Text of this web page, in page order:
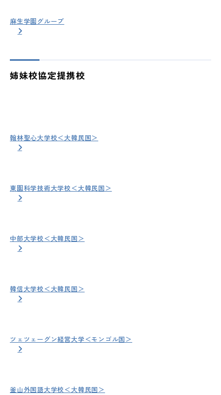
麻生学園グループ
姉妹校協定提携校
翰林聖心大学校＜大韓民国＞
東園科学技術大学校＜大韓民国＞
中部大学校＜大韓民国＞
韓信大学校＜大韓民国＞
ツェツェーグン経営大学＜モンゴル国＞
釜山外国語大学校＜大韓民国＞